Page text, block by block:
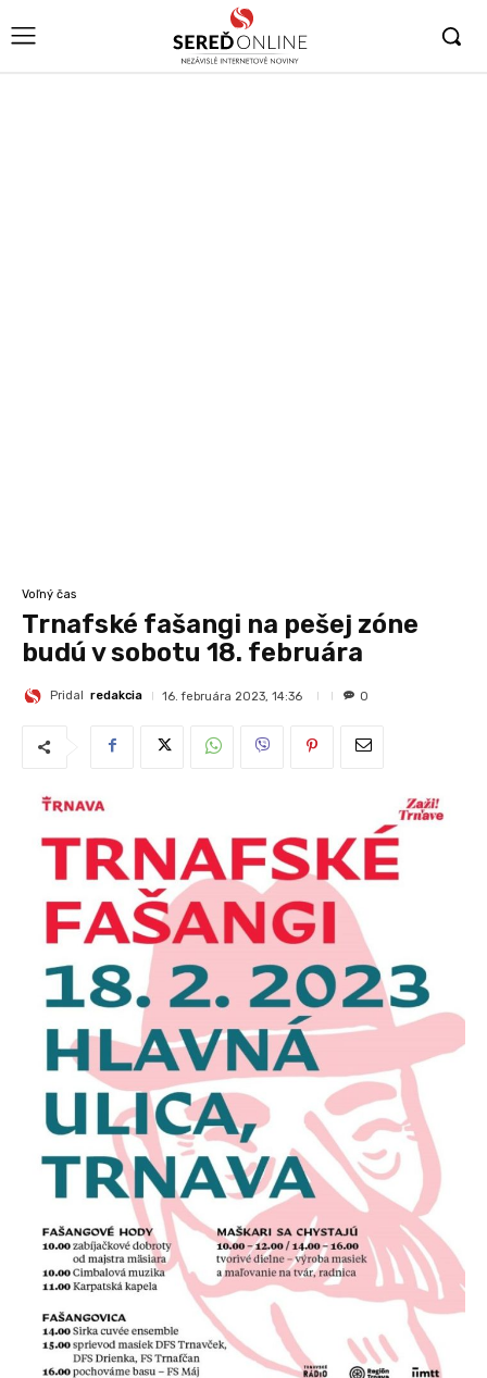
Voľný čas
Trnafské fašangi na pešej zóne
budú v sobotu 18. februára
Pridal redakcia 16. februára 2023, 14:36 0